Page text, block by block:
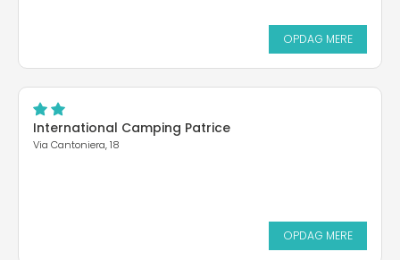
OPDAG MERE
International Camping Patrice
Via Cantoniera, 18
OPDAG MERE